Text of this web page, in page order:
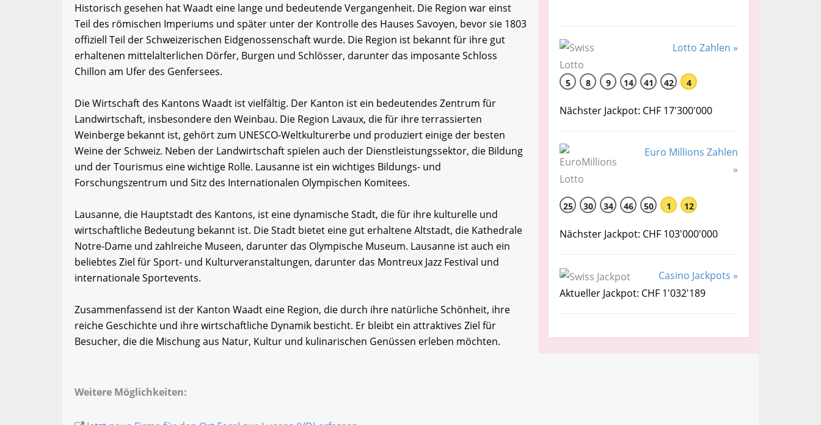
Historisch gesehen hat Waadt eine lange und bedeutende Vergangenheit. Die Region war einst
Teil des römischen Imperiums und später unter der Kontrolle des Hauses Savoyen, bevor sie 1803
offiziell Teil der Schweizerischen Eidgenossenschaft wurde. Die Region ist bekannt für ihre gut
erhaltenen mittelalterlichen Dörfer, Burgen und Schlösser, darunter das imposante Schloss
Chillon am Ufer des Genfersees.
Die Wirtschaft des Kantons Waadt ist vielfältig. Der Kanton ist ein bedeutendes Zentrum für
Landwirtschaft, insbesondere den Weinbau. Die Region Lavaux, die für ihre terrassierten
Weinberge bekannt ist, gehört zum UNESCO-Weltkulturerbe und produziert einige der besten
Weine der Schweiz. Neben der Landwirtschaft spielen auch der Dienstleistungssektor, die Bildung
und der Tourismus eine wichtige Rolle. Lausanne ist ein wichtiges Bildungs- und
Forschungszentrum und Sitz des Internationalen Olympischen Komitees.
Lausanne, die Hauptstadt des Kantons, ist eine dynamische Stadt, die für ihre kulturelle und
wirtschaftliche Bedeutung bekannt ist. Die Stadt bietet eine gut erhaltene Altstadt, die Kathedrale
Notre-Dame und zahlreiche Museen, darunter das Olympische Museum. Lausanne ist auch ein
beliebtes Ziel für Sport- und Kulturveranstaltungen, darunter das Montreux Jazz Festival und
internationale Sportevents.
Zusammenfassend ist der Kanton Waadt eine Region, die durch ihre natürliche Schönheit, ihre
reiche Geschichte und ihre wirtschaftliche Dynamik besticht. Er bleibt ein attraktives Ziel für
Besucher, die die Mischung aus Natur, Kultur und kulinarischen Genüssen erleben möchten.
Weitere Möglichkeiten:
Lotto Zahlen »
5 8 9 14 41 42 4
Nächster Jackpot: CHF 17'300'000
Euro Millions Zahlen
»
25 30 34 46 50 1 12
Nächster Jackpot: CHF 103'000'000
Casino Jackpots »
Aktueller Jackpot: CHF 1'032'189